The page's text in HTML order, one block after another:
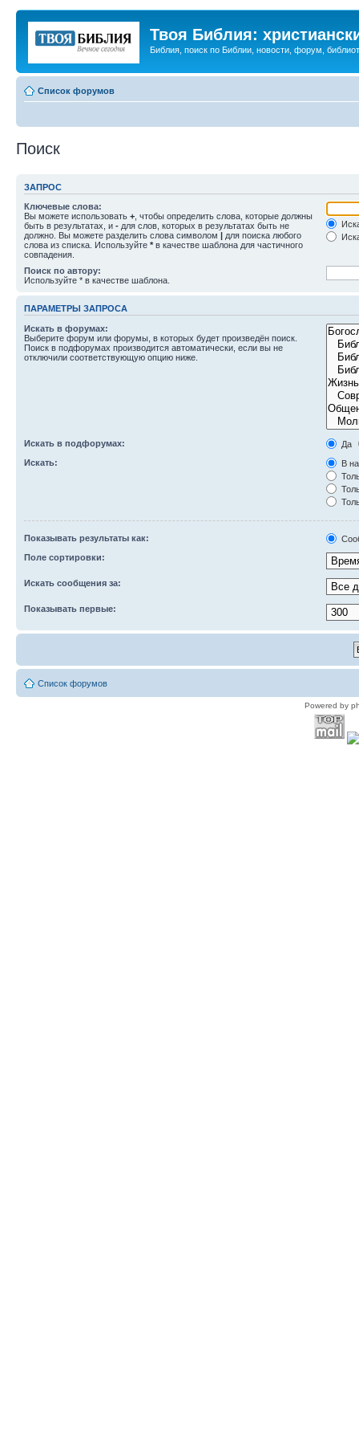
Твоя Библия:
Библия, поиск по Библии, новости, форум,
Список форумов
Поиск
ЗАПРОС
Ключевые слова:
Вы можете использовать + , чтобы определить слова, которые должны
быть в результатах, и - для слов, которых в результатах быть не
должно. Вы можете разделить слова символом | для поиска любого
слова из списка. Используйте * в качестве шаблона для частичного
совпадения.
Поиск по автору:
Используйте * в качестве шаблона.
ПАРАМЕТРЫ ЗАПРОСА
Искать в форумах:
Выберите форум или форумы, в которых будет произведён поиск.
Поиск в подфорумах производится автоматически, если вы не
отключили соответствующую опцию ниже.
Искать в подфорумах:
Да
Искать:
В
Показывать результаты как:
Поле сортировки:
Искать сообщения за:
Показывать первые:
Список форумов
Powered by